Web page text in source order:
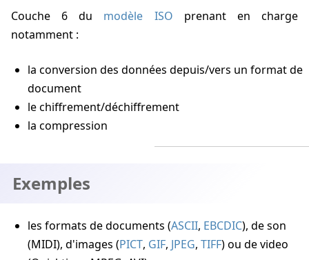
Couche 6 du modèle ISO prenant en charge
notamment :
la conversion des données depuis/vers un format de
document
le chiffrement/déchiffrement
la compression
Exemples
les formats de documents (ASCII, EBCDIC), de son
(MIDI), d'images (PICT, GIF, JPEG, TIFF) ou de video